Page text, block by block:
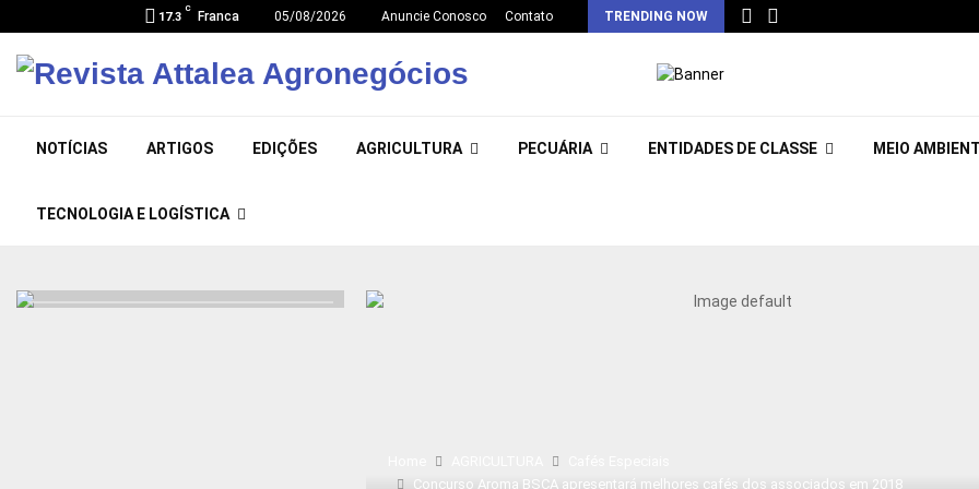
17.3
C
Franca 05/08/2026 Anuncie Conosco Contato TRENDING NOW
NOTÍCIAS ARTIGOS EDIÇÕES AGRICULTURA PECUÁRIA ENTIDADES DE CLASSE MEIO
TECNOLOGIA E LOGÍSTICA
Concurso Aroma BSCA apresentará melhores cafés dos associados em 2018